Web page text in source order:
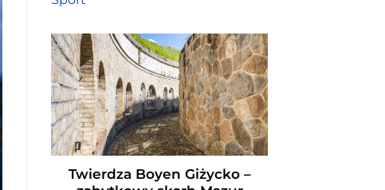
Twierdza Boyen Giżycko –